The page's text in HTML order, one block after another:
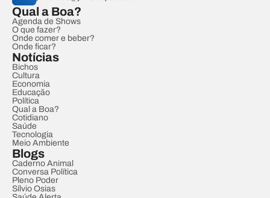
Qual a Boa?
Agenda de Shows
O que fazer?
Onde comer e beber?
Onde ficar?
Notícias
Bichos
Cultura
Economia
Educação
Política
Qual a Boa?
Cotidiano
Saúde
Tecnologia
Meio Ambiente
Blogs
Caderno Animal
Conversa Política
Pleno Poder
Sílvio Osias